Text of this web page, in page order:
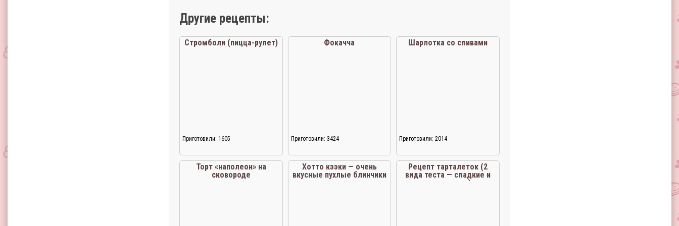
Другие рецепты:
Стромболи (пицца-рулет)
Приготовили: 1605
Фокачча
Приготовили: 3424
Шарлотка со сливами
Приготовили: 2014
Торт «наполеон» на
сковороде
Хотто кээки — очень
вкусные пухлые блинчики
Рецепт тарталеток (2
вида теста — сладкие и
под закуски)